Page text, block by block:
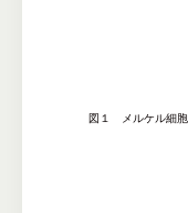
図１ メルケル細胞